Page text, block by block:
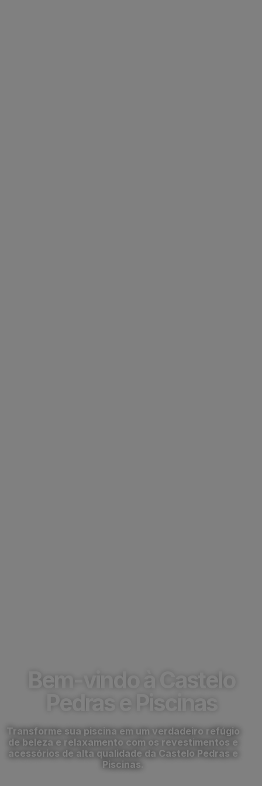
Bem-vindo à Castelo
Pedras e Piscinas
Transforme sua piscina em um verdadeiro refúgio
de beleza e relaxamento com os revestimentos e
acessórios de alta qualidade da Castelo Pedras e
Piscinas.